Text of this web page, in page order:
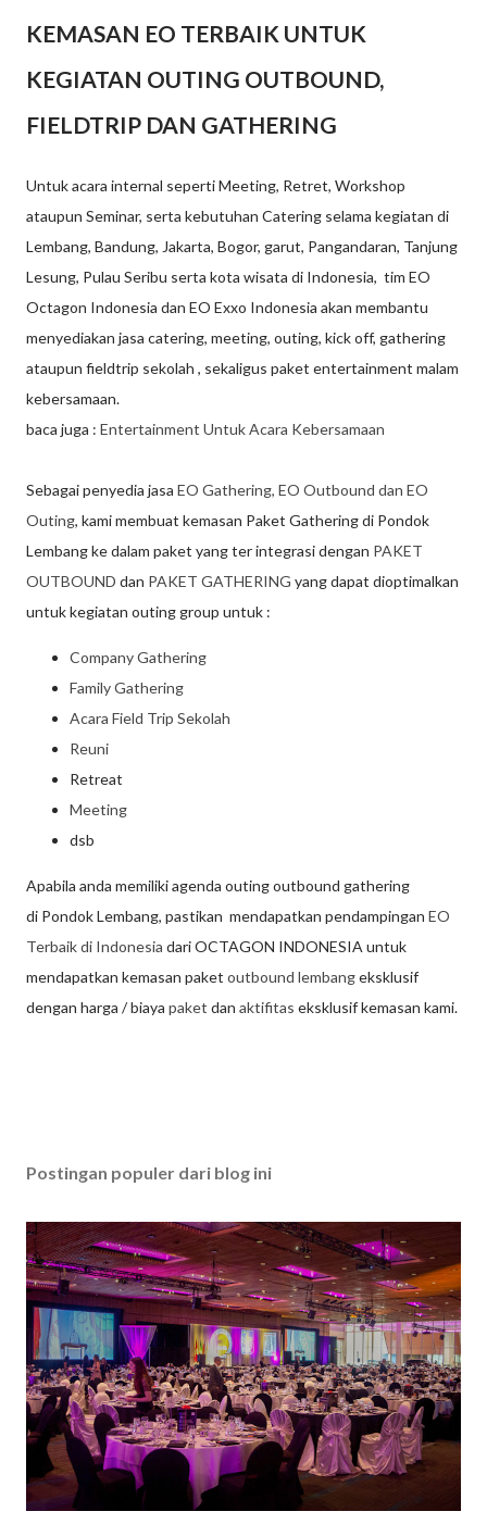
KEMASAN EO TERBAIK UNTUK
KEGIATAN OUTING OUTBOUND,
FIELDTRIP DAN GATHERING
Untuk acara internal seperti Meeting, Retret, Workshop
ataupun Seminar, serta kebutuhan Catering selama kegiatan di
Lembang, Bandung, Jakarta, Bogor, garut, Pangandaran, Tanjung
Lesung, Pulau Seribu serta kota wisata di Indonesia, tim EO
Octagon Indonesia dan EO Exxo Indonesia akan membantu
menyediakan jasa catering, meeting, outing, kick off, gathering
ataupun fieldtrip sekolah , sekaligus paket entertainment malam
kebersamaan.
baca juga : Entertainment Untuk Acara Kebersamaan
Sebagai penyedia jasa EO Gathering, EO Outbound dan EO
Outing, kami membuat kemasan Paket Gathering di Pondok
Lembang ke dalam paket yang ter integrasi dengan PAKET
OUTBOUND dan PAKET GATHERING yang dapat dioptimalkan
untuk kegiatan outing group untuk :
Company Gathering
Family Gathering
Acara Field Trip Sekolah
Reuni
Retreat
Meeting
dsb
Apabila anda memiliki agenda outing outbound gathering
di Pondok Lembang, pastikan mendapatkan pendampingan EO
Terbaik di Indonesia dari OCTAGON INDONESIA untuk
mendapatkan kemasan paket outbound lembangeksklusif
dengan harga / biaya paket dan aktifitas eksklusif kemasan kami.
Postingan populer dari blog ini